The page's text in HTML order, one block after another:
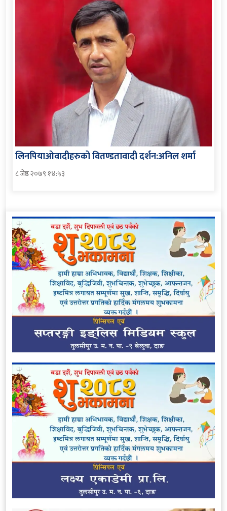
लिनपियाओवादीहरुको वितण्डतावादी दर्शन:अनिल शर्मा
८ जेष्ठ २०७९ १४:५३